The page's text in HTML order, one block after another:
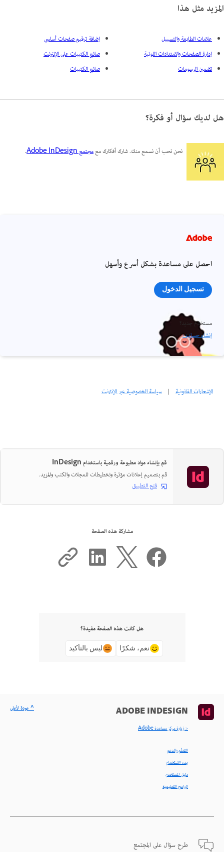
المزيد مثل هذا
علامات الطابعة والتسييل
إدارة الصفحات والامتدادات اللونية
تضمين الرسومات
إضافة ترقيم صفحات أساسي
صانع الكتيبات على الإنترنت
صانع الكتيبات
هل لديك سؤال أو فكرة؟
نحن نحب أن نسمع منك. شارك أفكارك معمجتمع Adobe InDesign .
احصل على مساعدة بشكل أسرع وأسهل
تسجيل الدخول
مستخدم جديد؟
إنشاء حساب ›
الإشعارات القانونية | سياسة الخصوصية عبر الإنترنت
قم بإنشاء مواد مطبوعة ورقمية باستخدام InDesign
قم بتصميم إعلانات مؤثرة وتخطيطات للمجلات والكتب والمزيد.
فتح التطبيق
مشاركة هذه الصفحة
هل كانت هذه الصفحة مفيدة؟
نعم، شكرًا ليس بالتأكيد
ADOBE INDESIGN
< زيارة مركز مساعدة Adobe
التعلّم والدعم
بدء الاستخدام
دليل المستخدم
البرامج التعليمية
طرح سؤال على المجتمع
^ عودة لأعلى